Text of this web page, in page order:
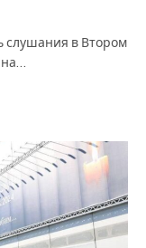
слушания в Втором
на…